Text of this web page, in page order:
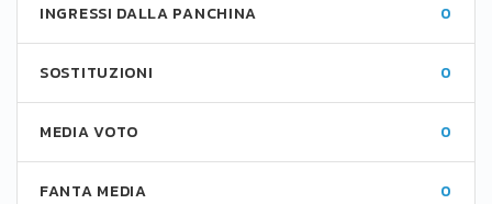
INGRESSI DALLA PANCHINA 0
SOSTITUZIONI 0
MEDIA VOTO 0
FANTA MEDIA 0